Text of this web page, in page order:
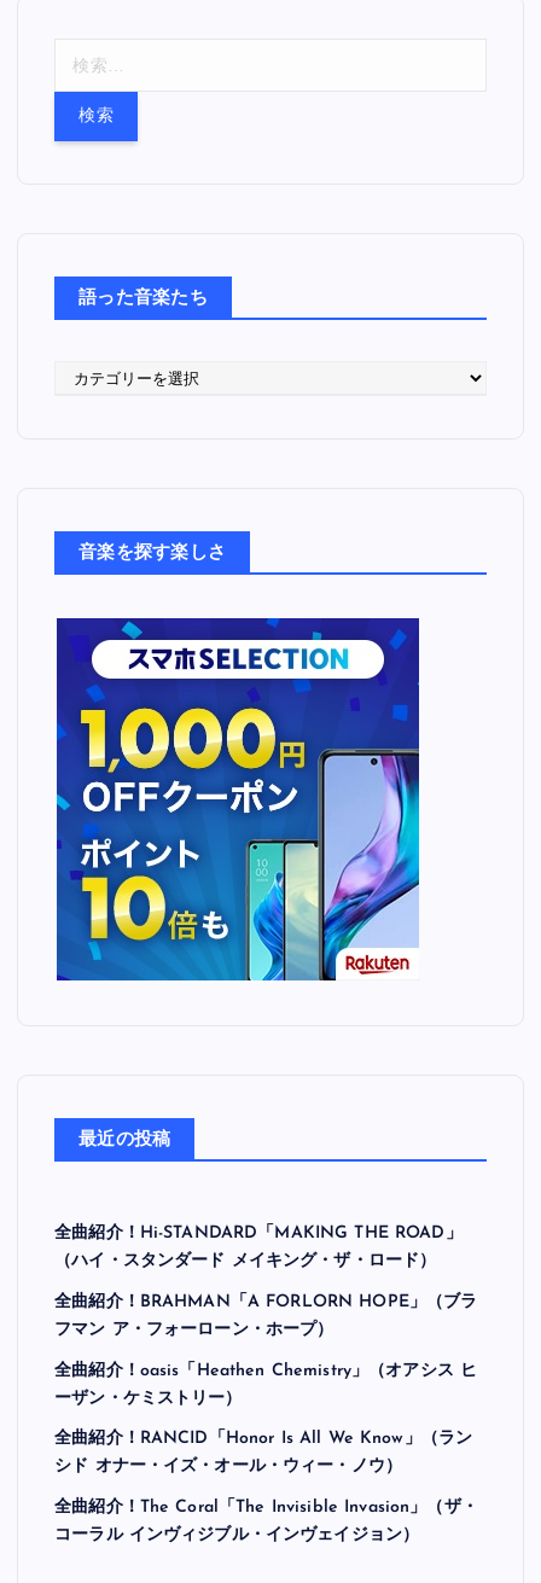
語った音楽たち
音楽を探す楽しさ
最近の投稿
全曲紹介！Hi-STANDARD「MAKING THE ROAD」
（ハイ・スタンダード メイキング・ザ・ロード）
全曲紹介！BRAHMAN「A FORLORN HOPE」（ブラ
フマン ア・フォーローン・ホープ）
全曲紹介！oasis「Heathen Chemistry」（オアシス ヒ
ーザン・ケミストリー）
全曲紹介！RANCID「Honor Is All We Know」（ラン
シド オナー・イズ・オール・ウィー・ノウ）
全曲紹介！The Coral「The Invisible Invasion」（ザ・
コーラル インヴィジブル・インヴェイジョン）